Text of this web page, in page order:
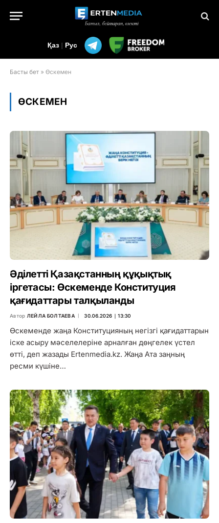
Қаз | Рус
Басты бет » Өскемен
ӨСКЕМЕН
Әділетті Қазақстанның құқықтық
іргетасы: Өскеменде Конституция
қағидаттары талқыланды
Автор ЛЕЙЛА БОЛТАЕВА 30.06.2026 ∣ 13:30
Өскеменде жаңа Конституцияның негізгі қағидаттарын
іске асыру мәселелеріне арналған дөңгелек үстел
өтті, деп жазады Ertenmedia.kz. Жаңа Ата заңның
ресми күшіне…